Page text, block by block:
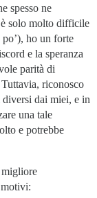
spesso ne
è solo molto difficile
ho un forte
e la speranza
parità di
Tuttavia, riconosco
diversi dai miei, e in
una tale
e potrebbe
migliore